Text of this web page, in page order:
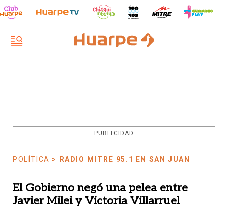
PUBLICIDAD
POLÍTICA > RADIO MITRE 95.1 EN SAN JUAN
El Gobierno negó una pelea entre
Javier Milei y Victoria Villarruel